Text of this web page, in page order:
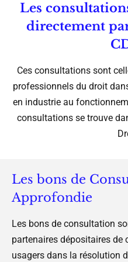
Les
directement
Ces consultations sont
professionnels du droit
en industrie au
consultations se trouve
Les bons de
Approfondie
Les bons de consultation
partenaires dépositaires de
usagers dans la résolution